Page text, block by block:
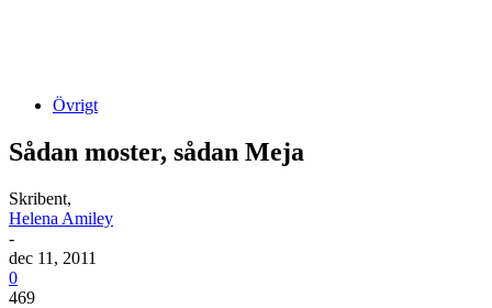
Övrigt
Sådan moster, sådan Meja
Skribent,
Helena Amiley
-
dec 11, 2011
0
469